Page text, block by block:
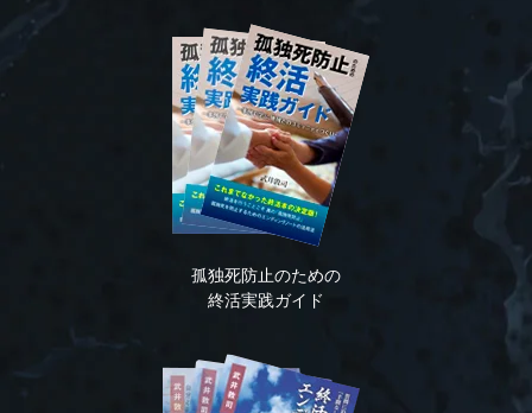
孤独死防止のための
終活実践ガイド